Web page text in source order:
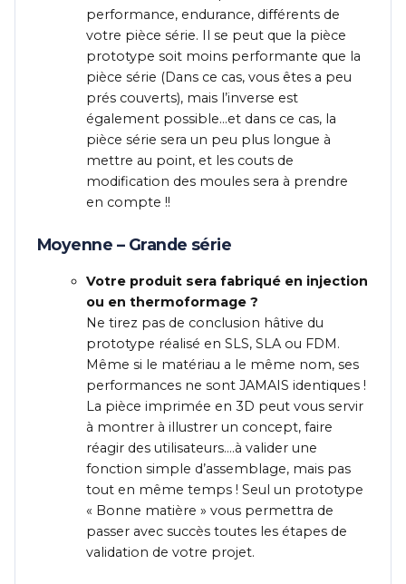
performance, endurance, différents de
votre pièce série. Il se peut que la pièce
prototype soit moins performante que la
pièce série (Dans ce cas, vous êtes a peu
prés couverts), mais l’inverse est
également possible…et dans ce cas, la
pièce série sera un peu plus longue à
mettre au point, et les couts de
modification des moules sera à prendre
en compte !!
Moyenne – Grande série
Votre produit sera fabriqué en injection
ou en thermoformage ?
Ne tirez pas de conclusion hâtive du
prototype réalisé en SLS, SLA ou FDM.
Même si le matériau a le même nom, ses
performances ne sont JAMAIS identiques !
La pièce imprimée en 3D peut vous servir
à montrer à illustrer un concept, faire
réagir des utilisateurs….à valider une
fonction simple d’assemblage, mais pas
tout en même temps ! Seul un prototype
« Bonne matière » vous permettra de
passer avec succès toutes les étapes de
validation de votre projet.